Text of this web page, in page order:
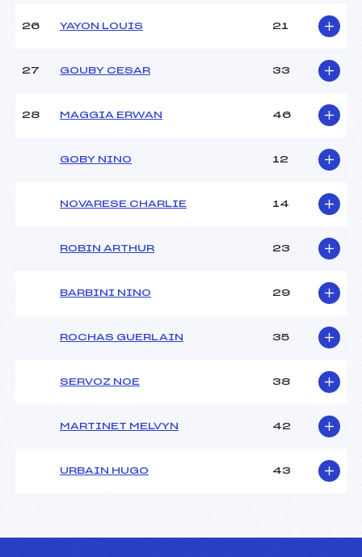
26 YAYON LOUIS 21
27 GOUBY CESAR 33
28 MAGGIA ERWAN 46
GOBY NINO 12
NOVARESE CHARLIE 14
ROBIN ARTHUR 23
BARBINI NINO 29
ROCHAS GUERLAIN 35
SERVOZ NOE 38
MARTINET MELVYN 42
URBAIN HUGO 43